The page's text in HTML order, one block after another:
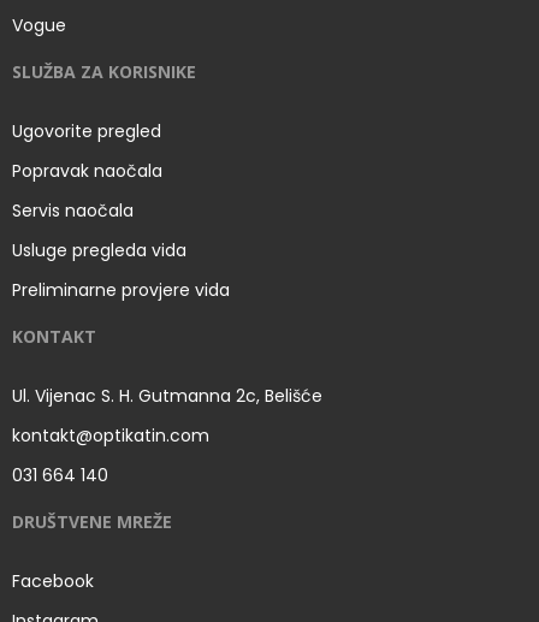
Vogue
SLUŽBA ZA KORISNIKE
Ugovorite pregled
Popravak naočala
Servis naočala
Usluge pregleda vida
Preliminarne provjere vida
KONTAKT
Ul. Vijenac S. H. Gutmanna 2c, Belišće
kontakt@optikatin.com
031 664 140
DRUŠTVENE MREŽE
Facebook